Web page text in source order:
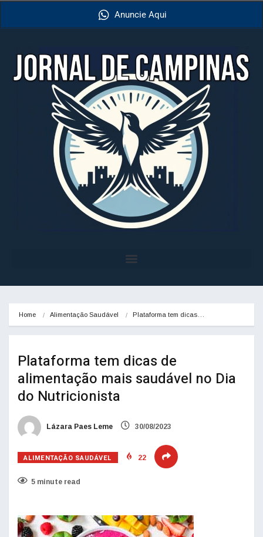
Anuncie Aqui
Home Alimentação Saudável Plataforma tem dicas…
Plataforma tem dicas de
alimentação mais saudável no Dia
do Nutricionista
Lázara Paes Leme 30/08/2023
ALIMENTAÇÃO SAUDÁVEL 22
5 minute read